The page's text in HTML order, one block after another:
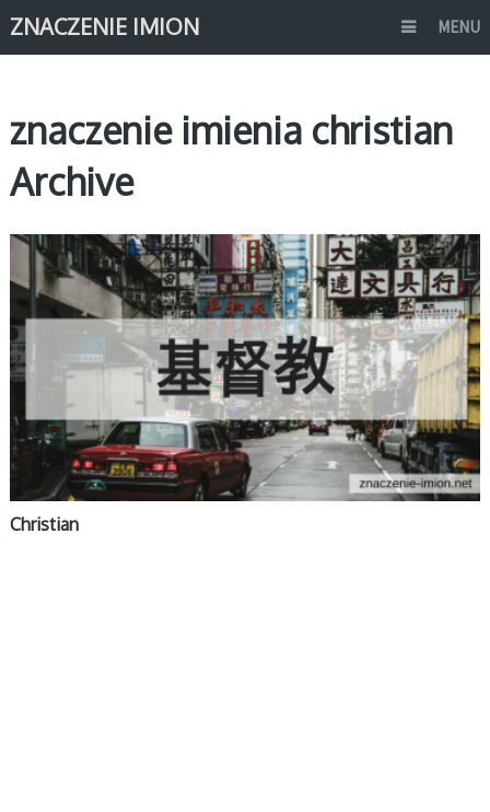
ZNACZENIE IMION MENU
znaczenie imienia christian
Archive
C
Christian